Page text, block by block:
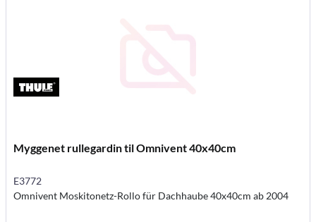
Myggenet rullegardin til Omnivent 40x40cm
E3772
Omnivent Moskitonetz-Rollo für Dachhaube 40x40cm ab 2004